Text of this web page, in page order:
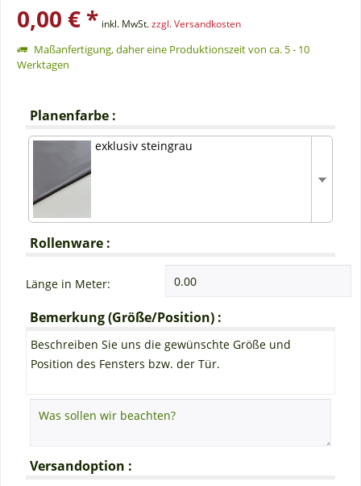
0,00 € * inkl. MwSt.zzgl. Versandkosten
Maßanfertigung, daher eine Produktionszeit von ca. 5 - 10
Werktagen
Planenfarbe :
exklusiv steingrau
Rollenware :
Länge in Meter:
Bemerkung (Größe/Position) :
Beschreiben Sie uns die gewünschte Größe und
Position des Fensters bzw. der Tür.
Versandoption :